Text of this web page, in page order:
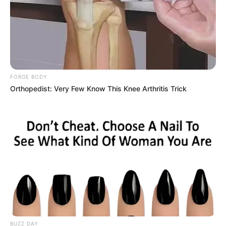
Bukan Cinta dan Rangga
5. Bumblebee
FORGE BODY
Orthopedist: Very Few Know This Knee Arthritis Trick
BUZZ DAY